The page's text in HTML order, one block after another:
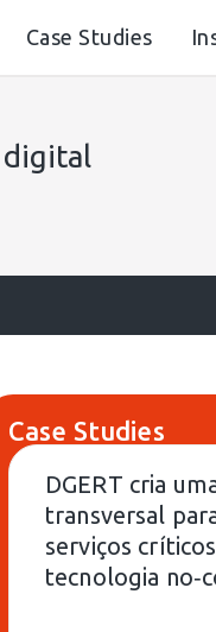
Case Studies
digital
Case Studies
DGERT cria
transversal
serviços
tecnologia